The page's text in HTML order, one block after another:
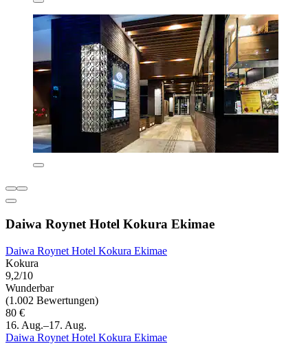
Daiwa Roynet Hotel Kokura Ekimae
Daiwa Roynet Hotel Kokura Ekimae
Kokura
9,2/10
Wunderbar
(1.002 Bewertungen)
80 €
16. Aug.–17. Aug.
Daiwa Roynet Hotel Kokura Ekimae